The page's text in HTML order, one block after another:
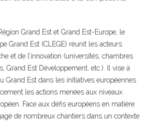
Grand Est et Grand Est-Europe, le
Grand Est (CLEGE) réunit les acteurs
et de l’innovation (universités, chambres
Grand Est Développement, etc.). Il vise à
Grand Est dans les initiatives européennes
les actions menées aux niveaux
Face aux défis européens en matière
de nombreux chantiers dans un contexte